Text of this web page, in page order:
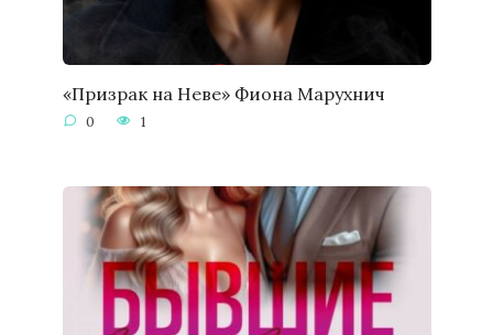
«Призрак на Неве» Фиона Марухнич
0 1